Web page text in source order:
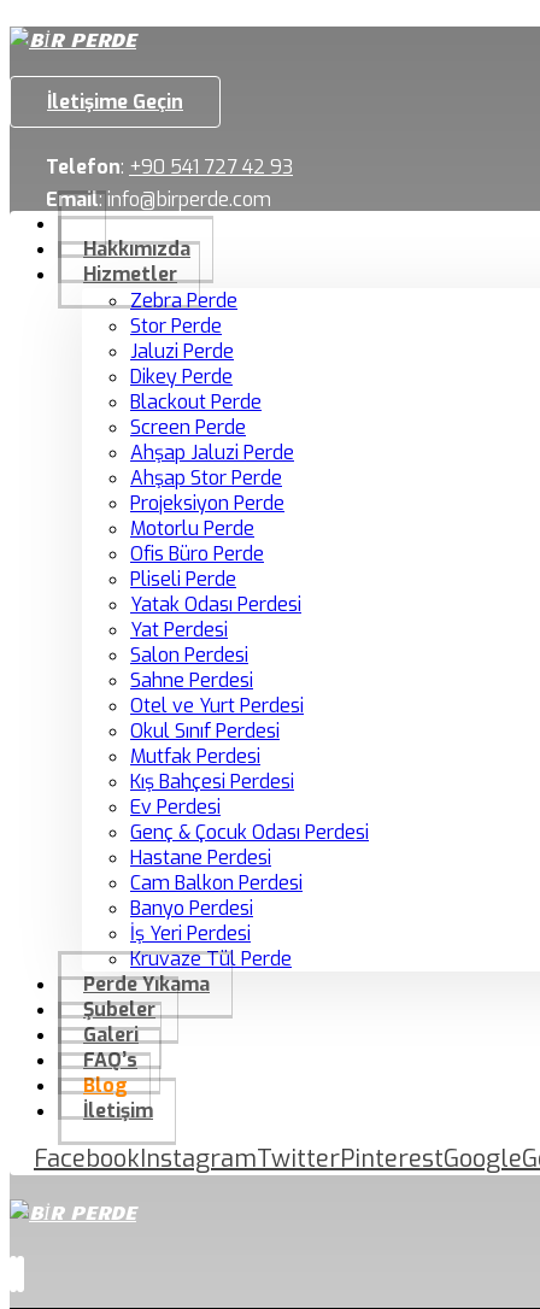
İletişime Geçin
Telefon: +90 541 727 42 93
Email:info@birperde.com
Hakkımızda
Hizmetler
Zebra Perde
Stor Perde
Jaluzi Perde
Dikey Perde
Blackout Perde
Screen Perde
Ahşap Jaluzi Perde
Ahşap Stor Perde
Projeksiyon Perde
Motorlu Perde
Ofis Büro Perde
Pliseli Perde
Yatak Odası Perdesi
Yat Perdesi
Salon Perdesi
Sahne Perdesi
Otel ve Yurt Perdesi
Okul Sınıf Perdesi
Mutfak Perdesi
Kış Bahçesi Perdesi
Ev Perdesi
Genç & Çocuk Odası Perdesi
Hastane Perdesi
Cam Balkon Perdesi
Banyo Perdesi
İş Yeri Perdesi
Kruvaze Tül Perde
Perde Yıkama
Şubeler
Galeri
FAQ’s
Blog
İletişim
FacebookInstagramTwitterPinterestGoogle